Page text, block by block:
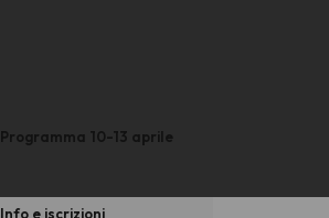
Programma 10-13 aprile
Info e iscrizioni